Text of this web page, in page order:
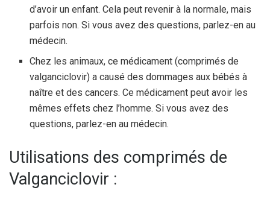
d’avoir un enfant. Cela peut revenir à la normale, mais
parfois non. Si vous avez des questions, parlez-en au
médecin.
Chez les animaux, ce médicament (comprimés de
valganciclovir) a causé des dommages aux bébés à
naître et des cancers. Ce médicament peut avoir les
mêmes effets chez l’homme. Si vous avez des
questions, parlez-en au médecin.
Utilisations des comprimés de
Valganciclovir :